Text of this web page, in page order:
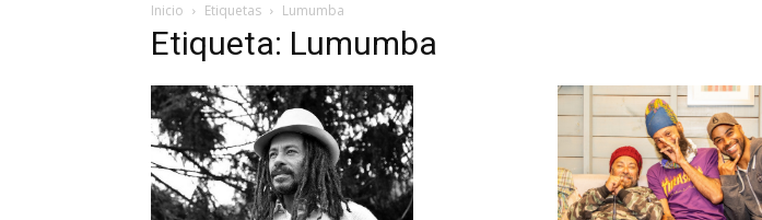
Inicio Etiquetas Lumumba
Etiqueta: Lumumba